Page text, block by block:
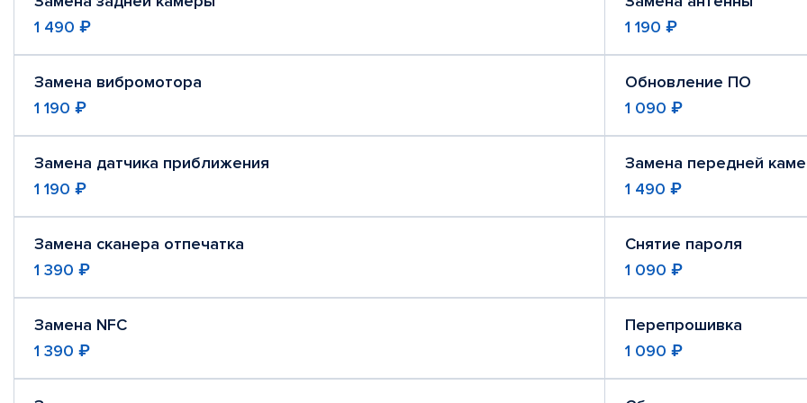
1 490 ₽
1 190 ₽
Замена вибромотора
1 190 ₽
Обновление ПО
1 090 ₽
Замена датчика приближения
1 190 ₽
Замена передней
1 490 ₽
Замена сканера отпечатка
1 390 ₽
Снятие пароля
1 090 ₽
Замена NFC
1 390 ₽
Перепрошивка
1 090 ₽